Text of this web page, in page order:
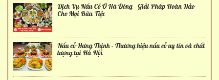
Dịch Vụ Nấu Cỗ Ở Hà Đông - Giải Pháp Hoàn Hảo
Cho Mọi Bữa Tiệc
Nấu cỗ Hưng Thịnh - Thương hiệu nấu cỗ uy tín và chất
lượng tại Hà Nội